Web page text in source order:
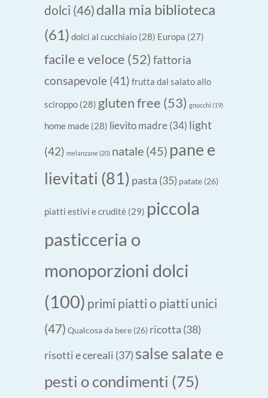
dolci (46) dalla mia biblioteca
(61) dolci al cucchiaio (28) Europa (27)
facile e veloce (52) fattoria
consapevole (41) frutta dal salato allo
sciroppo (28) gluten free (53) gnocchi (19)
home made (28) lievito madre(34) light
(42) melanzane(20) natale (45) pane e
lievitati (81) pasta (35) patate (26)
piatti estivi e cruditè (29) piccola
pasticceria o
monoporzioni dolci
(100) primi piatti o piatti unici
(47) Qualcosa da bere (26) ricotta (38)
risotti e cereali (37) salse salate e
pesti o condimenti (75)